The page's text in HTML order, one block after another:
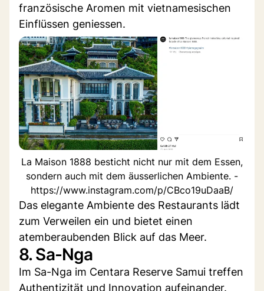
französische Aromen mit vietnamesischen
Einflüssen geniessen.
La Maison 1888 besticht nicht nur mit dem Essen,
sondern auch mit dem äusserlichen Ambiente. -
https://www.instagram.com/p/CBco19uDaaB/
Das elegante Ambiente des Restaurants lädt
zum Verweilen ein und bietet einen
atemberaubenden Blick auf das Meer.
8. Sa-Nga
Im Sa-Nga im Centara Reserve Samui treffen
Authentizität und Innovation aufeinander.